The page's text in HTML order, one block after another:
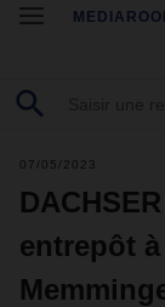
07/05/2023
entrepôt